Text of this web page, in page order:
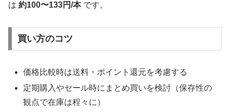
は 約100〜133円/本です。
買い方のコツ
価格比較時は送料・ポイント還元を考慮する
定期購入やセール時にまとめ買いを検討（保存性の
観点で在庫は程々に）